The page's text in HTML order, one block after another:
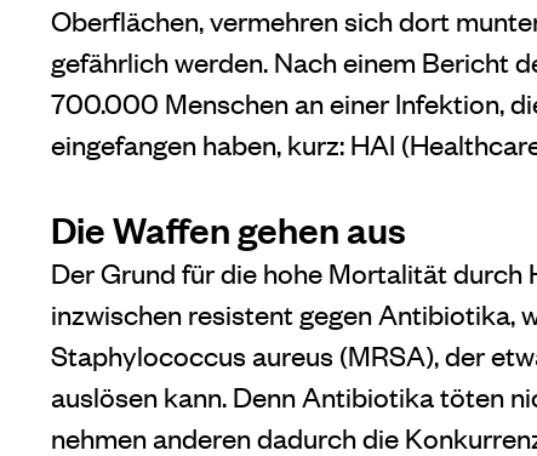
Oberflächen, vermehren sich dort
gefährlich werden. Nach einem Bericht
700.000 Menschen an einer Infektion,
eingefangen haben, kurz: HAI
Die Waffen gehen aus
Der Grund für die hohe Mortalität durch
inzwischen resistent gegen Antibiotika,
Staphylococcus aureus (MRSA), der
auslösen kann. Denn Antibiotika töten
nehmen anderen dadurch die